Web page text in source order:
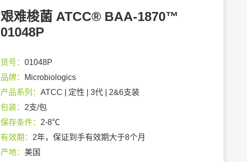
艰难梭菌 ATCC® BAA-1870™
01048P
货号： 01048P
品牌：
Microbiologics
产品系列： ATCC | 定性 | 3代 | 2&6支装
包装： 2支/包
保存条件： 2-8℃
有效期： 2年，保证到手有效期大于8个月
产地： 美国